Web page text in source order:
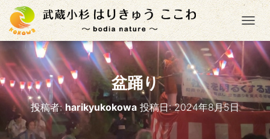
ナ
盆踊り
投稿者: harikyukokowa 投稿日:2024年8月5日